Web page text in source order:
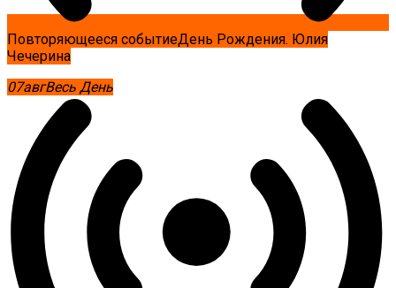
Повторяющееся событиеДень Рождения. Юлия
Чечерина
07авгВесь День